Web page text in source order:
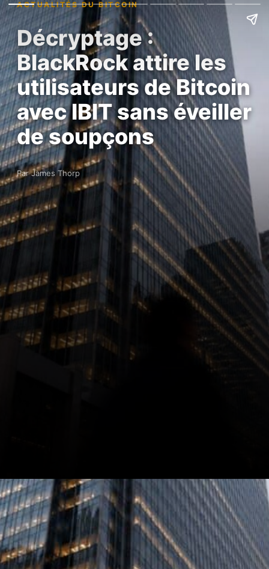
ACTUALITÉS DU BITCOIN
Décryptage :
BlackRock attire les
utilisateurs de Bitcoin
avec IBIT sans éveiller
de soupçons
Par James Thorp